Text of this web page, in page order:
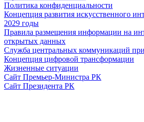
Политика конфиденциальности
Концепция развития искусственного
2029 годы
Правила размещения информации на
открытых данных
Служба центральных коммуникаций
Концепция цифровой трансформации
Жизненные ситуации
Сайт Премьер-Министра РК
Сайт Президента РК